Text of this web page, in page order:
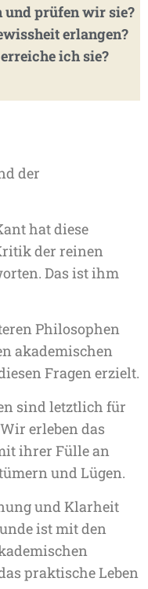
und prüfen wir sie?
erlangen?
ich sie?
der
hat diese
der reinen
Das ist ihm
Philosophen
akademischen
Fragen erzielt.
sind letztlich für
erleben das
ihrer Fülle an
und Lügen.
und Klarheit
ist mit den
praktische Leben